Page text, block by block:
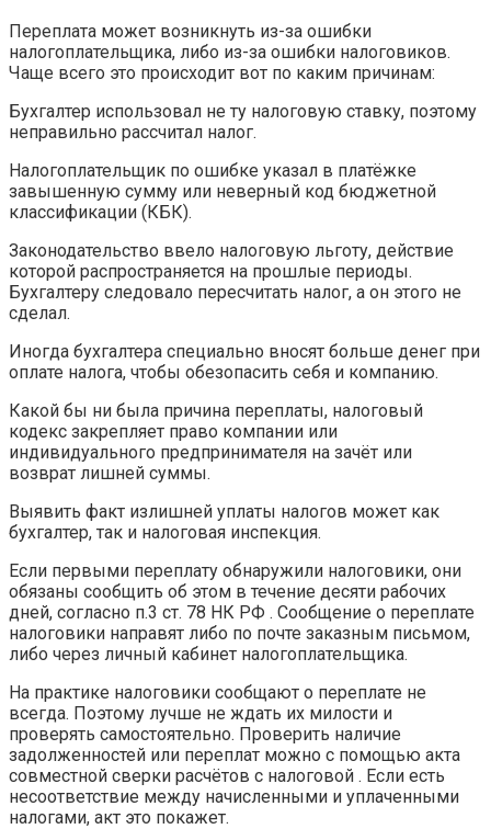
Переплата может возникнуть из-за ошибки
налогоплательщика, либо из-за ошибки налоговиков.
Чаще всего это происходит вот по каким причинам:
Бухгалтер использовал не ту налоговую ставку, поэтому
неправильно рассчитал налог.
Налогоплательщик по ошибке указал в платёжке
завышенную сумму или неверный код бюджетной
классификации (КБК).
Законодательство ввело налоговую льготу, действие
которой распространяется на прошлые периоды.
Бухгалтеру следовало пересчитать налог, а он этого не
сделал.
Иногда бухгалтера специально вносят больше денег при
оплате налога, чтобы обезопасить себя и компанию.
Какой бы ни была причина переплаты, налоговый
кодекс закрепляет право компании или
индивидуального предпринимателя на зачёт или
возврат лишней суммы.
Выявить факт излишней уплаты налогов может как
бухгалтер, так и налоговая инспекция.
Если первыми переплату обнаружили налоговики, они
обязаны сообщить об этом в течение десяти рабочих
дней, согласно п.3 ст. 78 НК РФ . Сообщение о переплате
налоговики направят либо по почте заказным письмом,
либо через личный кабинет налогоплательщика.
На практике налоговики сообщают о переплате не
всегда. Поэтому лучше не ждать их милости и
проверять самостоятельно. Проверить наличие
задолженностей или переплат можно с помощью акта
совместной сверки расчётов с налоговой . Если есть
несоответствие между начисленными и уплаченными
налогами, акт это покажет.